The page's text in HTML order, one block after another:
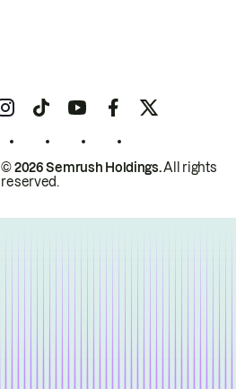
© 2026 Semrush Holdings.All rights
reserved.